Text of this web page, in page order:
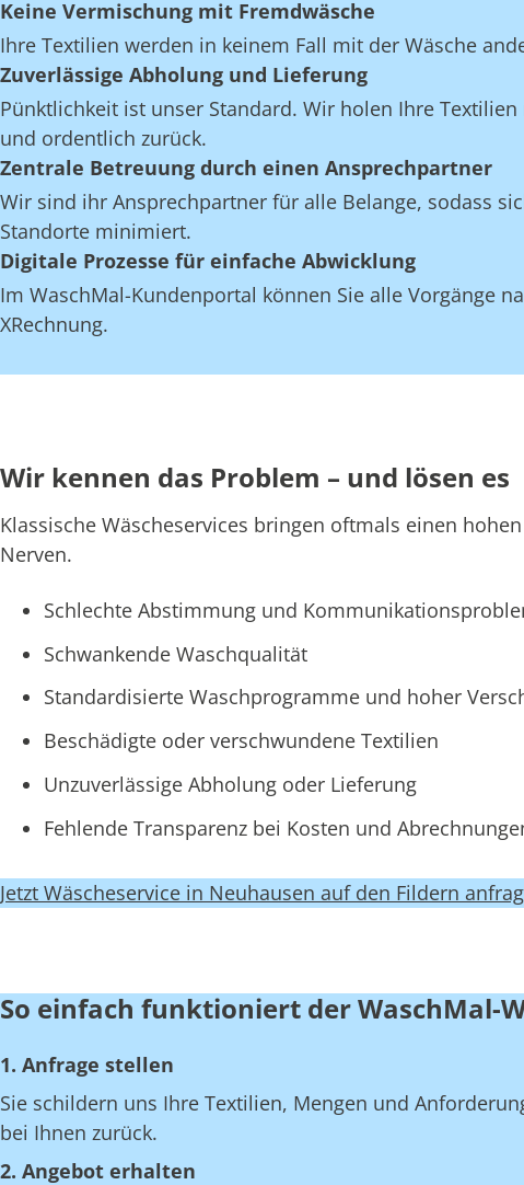
Keine Vermischung mit Fremdwäsche
Ihre Textilien werden in keinem Fall mit der Wäsche
Zuverlässige Abholung und Lieferung
Pünktlichkeit ist unser Standard. Wir holen Ihre
und ordentlich zurück.
Zentrale Betreuung durch einen Ansprechpartner
Wir sind ihr Ansprechpartner für alle Belange, sodass
Standorte minimiert.
Digitale Prozesse für einfache Abwicklung
Im WaschMal-Kundenportal können Sie alle Vorgänge
XRechnung.
Wir kennen das Problem – und lösen es
Klassische Wäscheservices bringen oftmals einen
Nerven.
Schlechte Abstimmung und
Schwankende Waschqualität
Standardisierte Waschprogramme und hoher
Beschädigte oder verschwundene Textilien
Unzuverlässige Abholung oder Lieferung
Fehlende Transparenz bei Kosten und
Jetzt Wäscheservice in Neuhausen auf den Fildern
So einfach funktioniert der WaschMal-
1. Anfrage stellen
Sie schildern uns Ihre Textilien, Mengen und
bei Ihnen zurück.
2. Angebot erhalten